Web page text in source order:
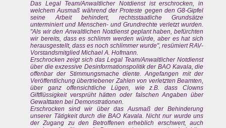
Das Legal Team/Anwaltlicher Notdienst ist erschrocken, in
welchem Ausmaß während der Proteste gegen den G8-Gipfel
seine Arbeit behindert, rechtsstaatliche Grundsätze
unterminiert und Menschen- und Grundrechte verletzt wurden.
"Als wir den Anwaltlichen Notdienst geplant haben, befürchten
wir bereits, dass es schlimm werden würde, aber es hat sich
herausgestellt, dass es noch schlimmer wurde", resümiert RAV-
Vorstandsmitglied Michael A. Hofmann.
Erschrocken zeigt sich das Legal Team/Anwaltlicher Notdienst
über die exzessive Desinformationspolitik der BAO Kavala, die
offenbar der Stimmungsmache diente. Angefangen mit der
Veröffentlichung übertriebener Zahlen von verletzten Beamten,
über ganz offensichtliche Lügen, wie z.B. dass Clowns
Giftflüssigkeit versprüht hätten oder falschen Angaben über
Gewalttaten bei Demonstrationen.
Erschrocken sind wir über das Ausmaß der Behinderung
unserer Tätigkeit durch die BAO Kavala. Nicht nur wurde uns
der Zugang zu den Betroffenen erheblich erschwert, auch